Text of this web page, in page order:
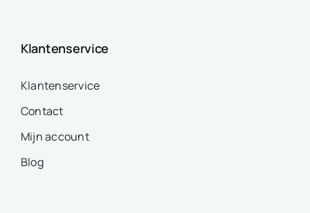
Klantenservice
Klantenservice
Contact
Mijn account
Blog